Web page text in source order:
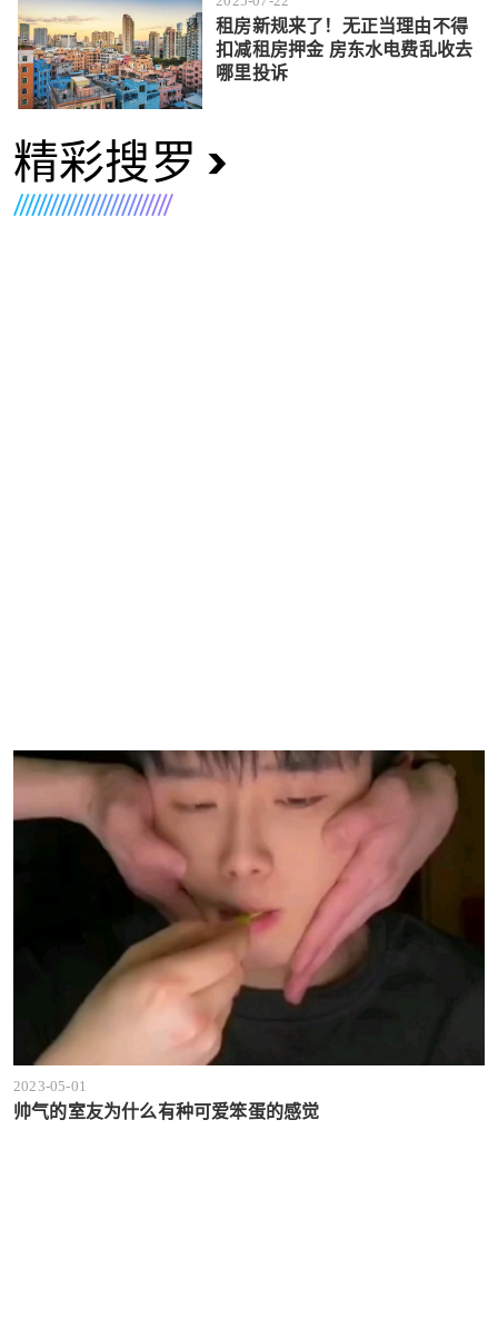
租房新规来了！无正当理由不得
扣减租房押金 房东水电费乱收去
哪里投诉
精彩搜罗
2023-05-01
帅气的室友为什么有种可爱笨蛋的感觉